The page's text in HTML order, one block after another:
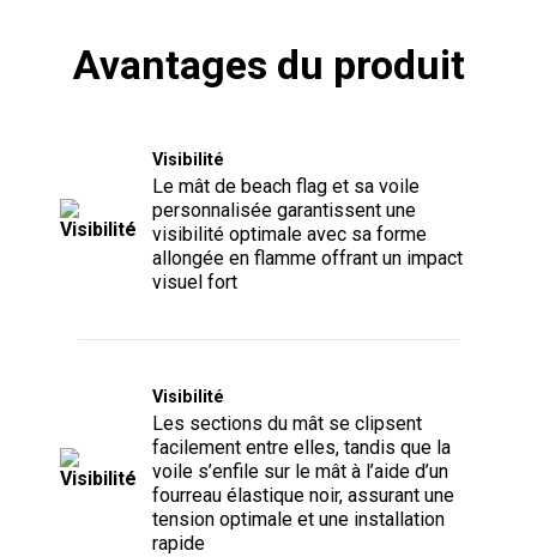
Avantages du produit
Visibilité
Le mât de beach flag et sa voile
personnalisée garantissent une
visibilité optimale avec sa forme
allongée en flamme offrant un impact
visuel fort
Visibilité
Les sections du mât se clipsent
facilement entre elles, tandis que la
voile s’enfile sur le mât à l’aide d’un
fourreau élastique noir, assurant une
tension optimale et une installation
rapide